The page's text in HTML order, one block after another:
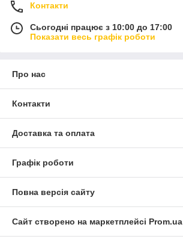
Контакти
Сьогодні працює з 10:00 до 17:00
Показати весь графік роботи
Про нас
Контакти
Доставка та оплата
Графік роботи
Повна версія сайту
Сайт створено на маркетплейсі Prom.ua